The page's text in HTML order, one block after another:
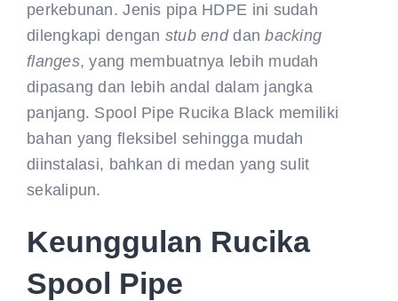
perkebunan. Jenis pipa HDPE ini sudah
dilengkapi dengan stub enddanbacking
flanges, yang membuatnya lebih mudah
dipasang dan lebih andal dalam jangka
panjang. Spool Pipe Rucika Black memiliki
bahan yang fleksibel sehingga mudah
diinstalasi, bahkan di medan yang sulit
sekalipun.
Keunggulan Rucika
Spool Pipe